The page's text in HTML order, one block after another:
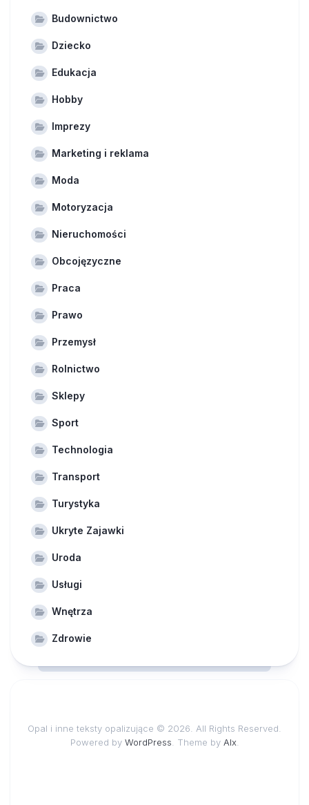
Budownictwo
Dziecko
Edukacja
Hobby
Imprezy
Marketing i reklama
Moda
Motoryzacja
Nieruchomości
Obcojęzyczne
Praca
Prawo
Przemysł
Rolnictwo
Sklepy
Sport
Technologia
Transport
Turystyka
Ukryte Zajawki
Uroda
Usługi
Wnętrza
Zdrowie
Opal i inne teksty opalizujące © 2026. All Rights Reserved.
Powered by WordPress . Theme by Alx